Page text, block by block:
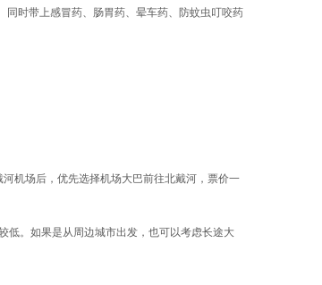
同时带上感冒药、肠胃药、晕车药、防蚊虫叮咬药
机场后，优先选择机场大巴前往北戴河，票价一
低。如果是从周边城市出发，也可以考虑长途大